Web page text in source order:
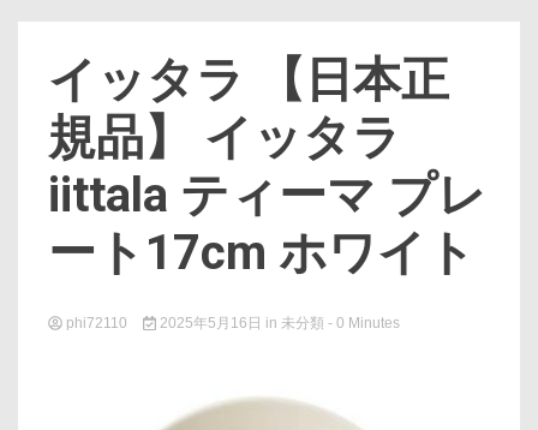
イッタラ 【日本正
規品】 イッタラ
iittala ティーマ プレ
ート17cm ホワイト
phi72110 2025年5月16日 in 未分類 - 0 Minutes